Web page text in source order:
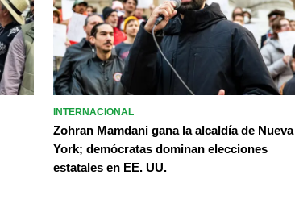
INTERNACIONAL
Zohran Mamdani gana la alcaldía de Nueva
York; demócratas dominan elecciones
estatales en EE. UU.